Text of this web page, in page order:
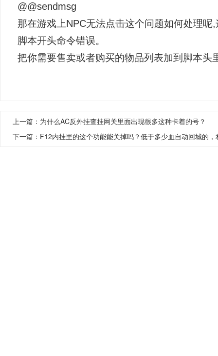
@@sendmsg
那在游戏上NPC无法点击这个问题如何处理
脚本开头命令错误。
把你需要售卖或者购买的物品列表加到脚本头
上一篇： 为什么AC反外挂查挂网关里面出现很多这种卡着的号？
下一篇： F12内挂里的这个功能能关掉吗？低于多少血自动回城的